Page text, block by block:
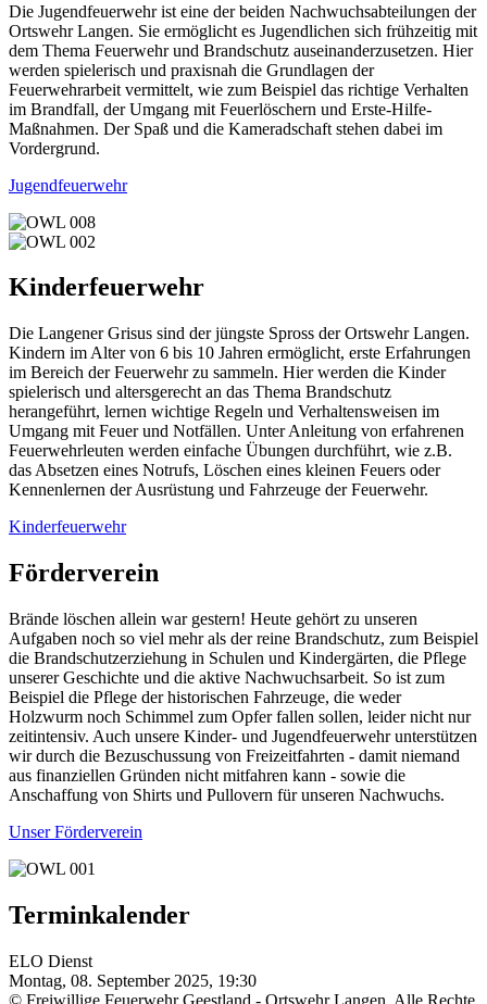
Die Jugendfeuerwehr ist eine der beiden Nachwuchsabteilungen der
Ortswehr Langen. Sie ermöglicht es Jugendlichen sich frühzeitig mit
dem Thema Feuerwehr und Brandschutz auseinanderzusetzen. Hier
werden spielerisch und praxisnah die Grundlagen der
Feuerwehrarbeit vermittelt, wie zum Beispiel das richtige Verhalten
im Brandfall, der Umgang mit Feuerlöschern und Erste-Hilfe-
Maßnahmen. Der Spaß und die Kameradschaft stehen dabei im
Vordergrund.
Jugendfeuerwehr
Kinderfeuerwehr
Die Langener Grisus sind der jüngste Spross der Ortswehr Langen.
Kindern im Alter von 6 bis 10 Jahren ermöglicht, erste Erfahrungen
im Bereich der Feuerwehr zu sammeln. Hier werden die Kinder
spielerisch und altersgerecht an das Thema Brandschutz
herangeführt, lernen wichtige Regeln und Verhaltensweisen im
Umgang mit Feuer und Notfällen. Unter Anleitung von erfahrenen
Feuerwehrleuten werden einfache Übungen durchführt, wie z.B.
das Absetzen eines Notrufs, Löschen eines kleinen Feuers oder
Kennenlernen der Ausrüstung und Fahrzeuge der Feuerwehr.
Kinderfeuerwehr
Förderverein
Brände löschen allein war gestern! Heute gehört zu unseren
Aufgaben noch so viel mehr als der reine Brandschutz, zum Beispiel
die Brandschutzerziehung in Schulen und Kindergärten, die Pflege
unserer Geschichte und die aktive Nachwuchsarbeit. So ist zum
Beispiel die Pflege der historischen Fahrzeuge, die weder
Holzwurm noch Schimmel zum Opfer fallen sollen, leider nicht nur
zeitintensiv. Auch unsere Kinder- und Jugendfeuerwehr unterstützen
wir durch die Bezuschussung von Freizeitfahrten - damit niemand
aus finanziellen Gründen nicht mitfahren kann - sowie die
Anschaffung von Shirts und Pullovern für unseren Nachwuchs.
Unser Förderverein
Terminkalender
ELO Dienst
Montag, 08. September 2025, 19:30
© Freiwillige Feuerwehr Geestland - Ortswehr Langen. Alle Rechte